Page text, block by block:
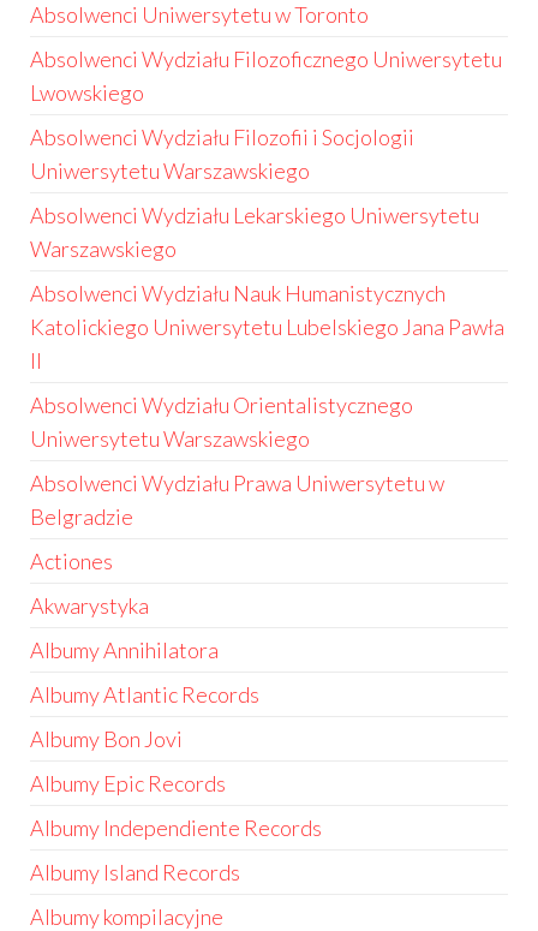
Absolwenci Uniwersytetu w Toronto
Absolwenci Wydziału Filozoficznego Uniwersytetu
Lwowskiego
Absolwenci Wydziału Filozofii i Socjologii
Uniwersytetu Warszawskiego
Absolwenci Wydziału Lekarskiego Uniwersytetu
Warszawskiego
Absolwenci Wydziału Nauk Humanistycznych
Katolickiego Uniwersytetu Lubelskiego Jana Pawła
II
Absolwenci Wydziału Orientalistycznego
Uniwersytetu Warszawskiego
Absolwenci Wydziału Prawa Uniwersytetu w
Belgradzie
Actiones
Akwarystyka
Albumy Annihilatora
Albumy Atlantic Records
Albumy Bon Jovi
Albumy Epic Records
Albumy Independiente Records
Albumy Island Records
Albumy kompilacyjne